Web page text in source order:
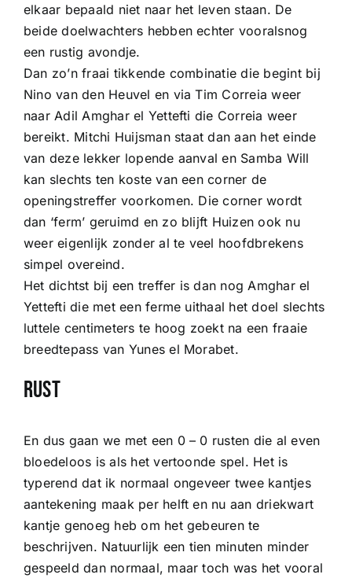
elkaar bepaald niet naar het leven staan. De
beide doelwachters hebben echter vooralsnog
een rustig avondje.
Dan zo’n fraai tikkende combinatie die begint bij
Nino van den Heuvel en via Tim Correia weer
naar Adil Amghar el Yettefti die Correia weer
bereikt. Mitchi Huijsman staat dan aan het einde
van deze lekker lopende aanval en Samba Will
kan slechts ten koste van een corner de
openingstreffer voorkomen. Die corner wordt
dan ‘ferm’ geruimd en zo blijft Huizen ook nu
weer eigenlijk zonder al te veel hoofdbrekens
simpel overeind.
Het dichtst bij een treffer is dan nog Amghar el
Yettefti die met een ferme uithaal het doel slechts
luttele centimeters te hoog zoekt na een fraaie
breedtepass van Yunes el Morabet.
Rust
En dus gaan we met een 0 – 0 rusten die al even
bloedeloos is als het vertoonde spel. Het is
typerend dat ik normaal ongeveer twee kantjes
aantekening maak per helft en nu aan driekwart
kantje genoeg heb om het gebeuren te
beschrijven. Natuurlijk een tien minuten minder
gespeeld dan normaal, maar toch was het vooral